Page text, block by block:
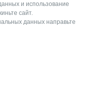
и использование
сайт.
данных направьте